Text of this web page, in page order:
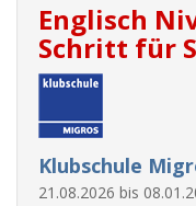
Englisch
Schritt für
Klubschule
21.08.2026 bis